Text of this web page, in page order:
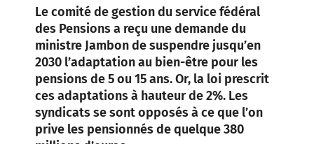
Le comité de gestion du service fédéral
des Pensions a reçu une demande du
ministre Jambon de suspendre jusqu’en
2030 l’adaptation au bien-être pour les
pensions de 5 ou 15 ans. Or, la loi prescrit
ces adaptations à hauteur de 2%. Les
syndicats se sont opposés à ce que l’on
prive les pensionnés de quelque 380